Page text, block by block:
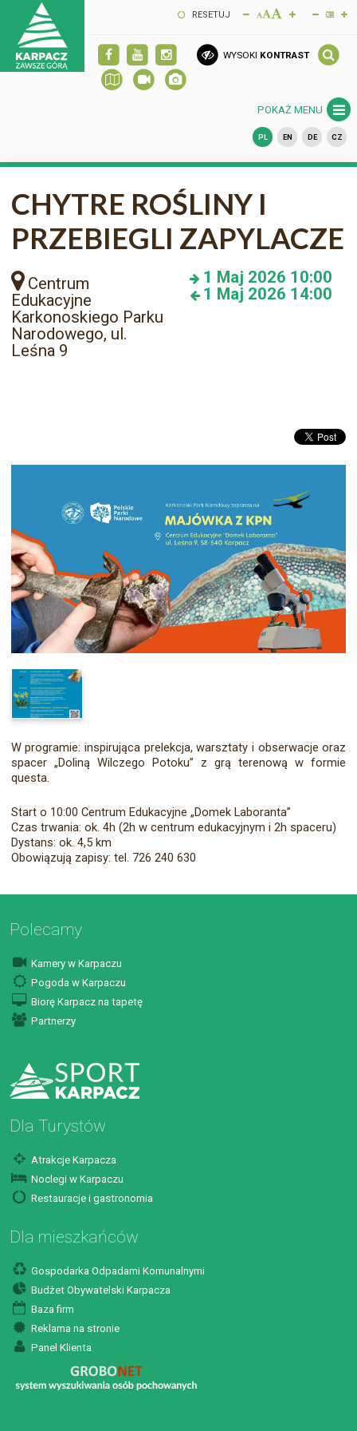
RESETUJ
WYSOKI KONTRAST
POKAŻ MENU
PL EN DE CZ
CHYTRE ROŚLINY I
PRZEBIEGLI ZAPYLACZE
Centrum
Edukacyjne
Karkonoskiego Parku
Narodowego, ul.
Leśna 9
1 Maj 2026 10:00
1 Maj 2026 14:00
W programie: inspirująca prelekcja, warsztaty i obserwacje oraz
spacer „Doliną Wilczego Potoku” z grą terenową w formie
questa.
Start o 10:00 Centrum Edukacyjne „Domek Laboranta”
Czas trwania: ok. 4h (2h w centrum edukacyjnym i 2h spaceru)
Dystans: ok. 4,5 km
Obowiązują zapisy: tel. 726 240 630
Polecamy
Kamery w Karpaczu
Pogoda w Karpaczu
Biorę Karpacz na tapetę
Partnerzy
Dla Turystów
Atrakcje Karpacza
Noclegi w Karpaczu
Restauracje i gastronomia
Dla mieszkańców
Gospodarka Odpadami Komunalnymi
Budżet Obywatelski Karpacza
Baza firm
Reklama na stronie
Panel Klienta